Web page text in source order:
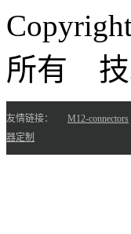
所有 技
友情链接： M12-connectors
器定制